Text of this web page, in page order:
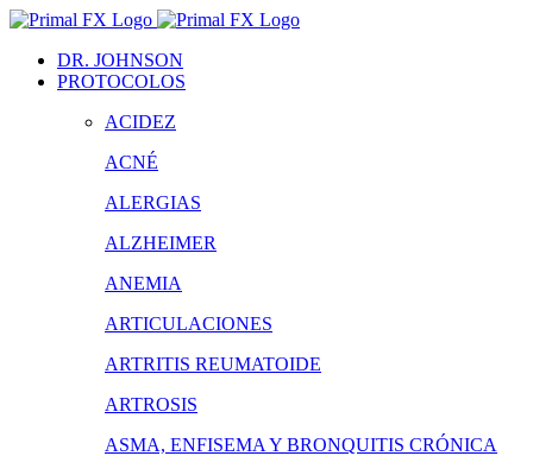
Saltar
contenidoDR. JOHNSON
PROTOCOLOS
ACIDEZ
ACNÉ
ALERGIAS
ALZHEIMER
ANEMIA
ARTICULACIONES
ARTRITIS REUMATOIDE
ARTROSIS
ASMA, ENFISEMA Y BRONQUITIS CRÓNICA